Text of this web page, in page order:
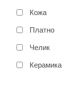
Кожа
Платно
Челик
Керамика